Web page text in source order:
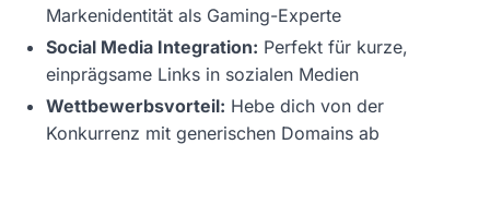
Markenidentität als Gaming-Experte
Social Media Integration: Perfekt für kurze,
einprägsame Links in sozialen Medien
Wettbewerbsvorteil: Hebe dich von der
Konkurrenz mit generischen Domains ab